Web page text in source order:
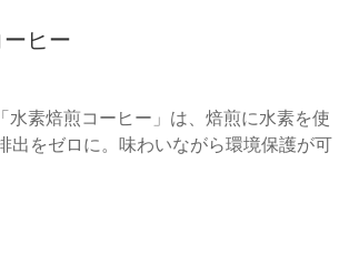
ヒー
水素焙煎コーヒー」は、焙煎に水素を使
出をゼロに。味わいながら環境保護が可